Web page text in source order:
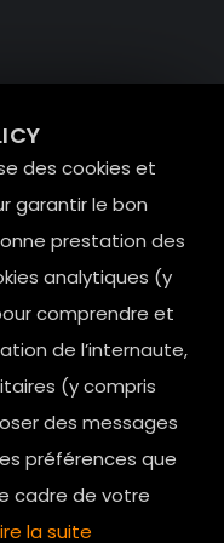
des cookies et
garantir le bon
prestation des
analytiques (y
comprendre et
de l’internaute,
(y compris
des messages
préférences que
cadre de votre
la suite